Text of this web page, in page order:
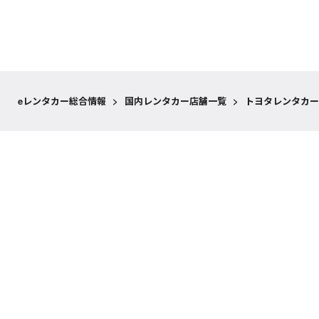
eレンタカー総合情報 > 国内レンタカー店舗一覧 > トヨタレンタカ